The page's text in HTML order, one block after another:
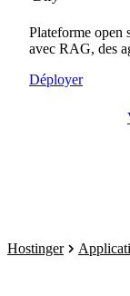
Plateforme open
avec RAG, des
Déployer
Hostinger